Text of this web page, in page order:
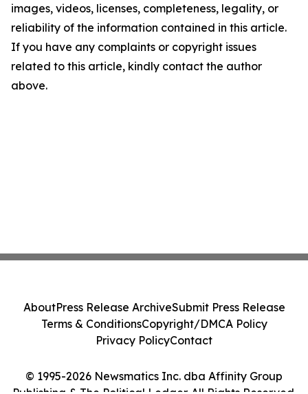
images, videos, licenses, completeness, legality, or
reliability of the information contained in this article.
If you have any complaints or copyright issues
related to this article, kindly contact the author
above.
© 1995-2026 Newsmatics Inc. dba Affinity Group
AboutPress Release ArchiveSubmit Press Release
Terms & ConditionsCopyright/DMCA Policy
Privacy PolicyContact